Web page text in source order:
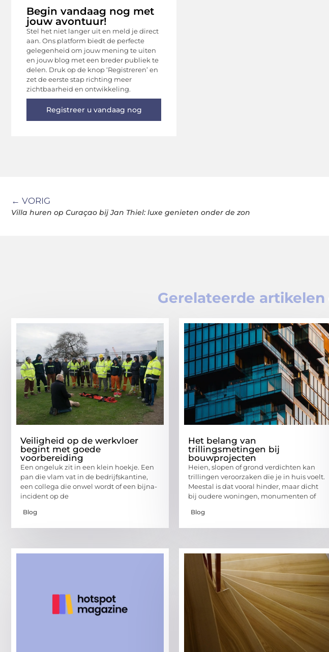
Begin vandaag nog met
jouw avontuur!
Stel het niet langer uit en meld je direct
aan. Ons platform biedt de perfecte
gelegenheid om jouw mening te uiten
en jouw blog met een breder publiek te
delen. Druk op de knop ‘Registreren’ en
zet de eerste stap richting meer
zichtbaarheid en ontwikkeling.
Registreer u vandaag nog
← VORIG
Villa huren op Curaçao bij Jan Thiel: luxe genieten onder de zon
Gerelateerde artikelen
Veiligheid op de werkvloer
begint met goede
voorbereiding
Een ongeluk zit in een klein hoekje. Een
pan die vlam vat in de bedrijfskantine,
een collega die onwel wordt of een bijna-
incident op de
Blog
Het belang van
trillingsmetingen bij
bouwprojecten
Heien, slopen of grond verdichten kan
trillingen veroorzaken die je in huis voelt.
Meestal is dat vooral hinder, maar dicht
bij oudere woningen, monumenten of
Blog